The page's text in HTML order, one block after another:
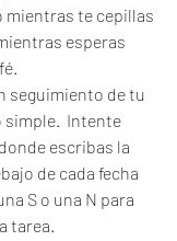
mientras te cepillas
esperas
seguimiento de tu
simple.  Intente
escribas la
de cada fecha
S o una N para
tarea.